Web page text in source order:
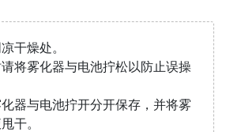
干燥处。
将雾化器与电池拧松以防止误操
器与电池拧开分开保存，并将雾
干。